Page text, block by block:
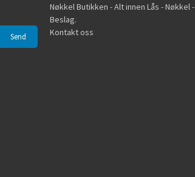
Nøkkel Butikken - Alt innen Lås - Nøkkel -
Beslag.
Kontakt oss